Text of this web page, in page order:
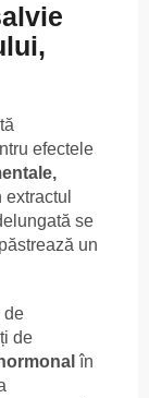
efectele
extractul
se
un
de
de
în